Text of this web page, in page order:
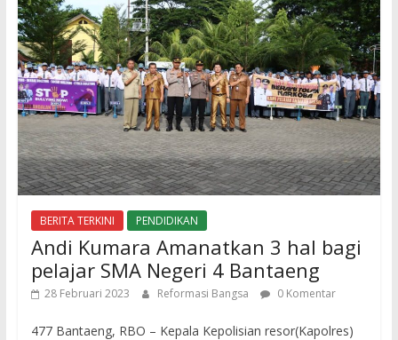
BERITA TERKINI PENDIDIKAN
Andi Kumara Amanatkan 3 hal bagi
pelajar SMA Negeri 4 Bantaeng
28 Februari 2023 Reformasi Bangsa 0 Komentar
477 Bantaeng, RBO – Kepala Kepolisian resor(Kapolres)